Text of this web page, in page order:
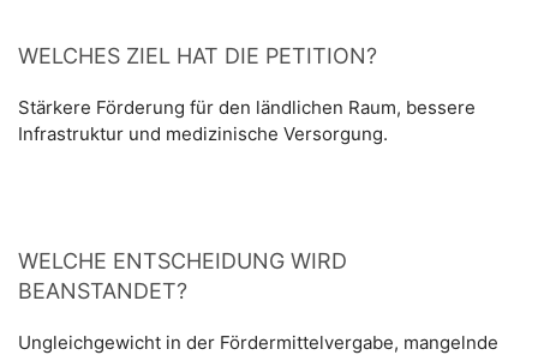
WELCHES ZIEL HAT DIE PETITION?
Stärkere Förderung für den ländlichen Raum, bessere
Infrastruktur und medizinische Versorgung.
WELCHE ENTSCHEIDUNG WIRD
BEANSTANDET?
Ungleichgewicht in der Fördermittelvergabe, mangelnde